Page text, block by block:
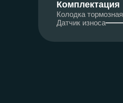
Комплектация
Колодка тормозная
Датчик износа